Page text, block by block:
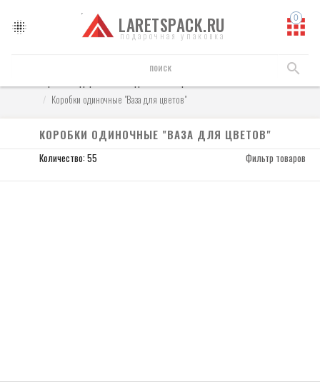
LARETSPACK.RU
подарочная упаковка
Коробки одиночные "Ваза для цветов"
КОРОБКИ ОДИНОЧНЫЕ "ВАЗА ДЛЯ ЦВЕТОВ"
Количество: 55 Фильтр товаров